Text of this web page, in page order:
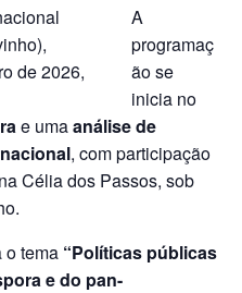
A
programaç
ão se
inicia no
e umaanálise de
, com participação
Célia dos Passos, sob
o tema “Políticas públicas
e do pan-